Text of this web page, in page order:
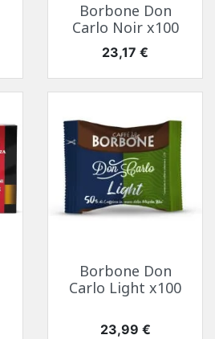
Borbone Don
Carlo Noir x100
Prix
23,17 €
Borbone Don
Carlo Light x100
Prix
23,99 €